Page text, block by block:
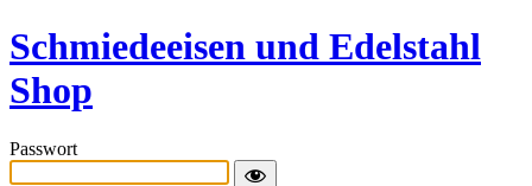
Schmiedeeisen und Edelstahl
Shop
Passwort